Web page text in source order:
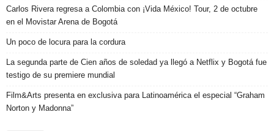
Carlos Rivera regresa a Colombia con ¡Vida México! Tour, 2 de octubre
en el Movistar Arena de Bogotá
Un poco de locura para la cordura
La segunda parte de Cien años de soledad ya llegó a Netflix y Bogotá fue
testigo de su premiere mundial
Film&Arts presenta en exclusiva para Latinoamérica el especial “Graham
Norton y Madonna”